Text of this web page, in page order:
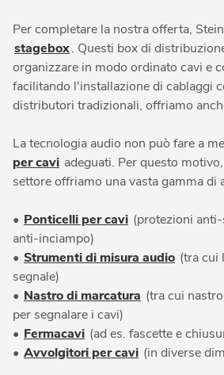
Per completare la nostra offerta,
stagebox. Questi box di
organizzare in modo ordinato cavi e
facilitando l'installazione di cablaggi
distributori tradizionali, offriamo
La tecnologia audio non può fare a
per cavi adeguati. Per questo
settore offriamo una vasta gamma di
• Ponticelli per cavi (protezioni
anti-inciampo)
• Strumenti di misura audio (tra cui
segnale)
• Nastro di marcatura (tra cui
per segnalare i cavi)
• Fermacavi (ad es. fascette e
• Avvolgitori per cavi (in diverse